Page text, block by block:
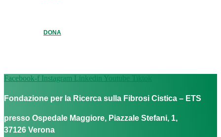
DONA
Facebook-f Instagram Linkedin Youtube Tiktok
Fondazione per la Ricerca sulla Fibrosi Cistica – ETS
presso Ospedale Maggiore, Piazzale Stefani, 1,
37126 Verona